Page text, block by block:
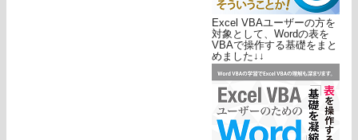
Excel VBAユーザーの方を
対象として、Wordの表を
VBAで操作する基礎をまと
めました↓↓